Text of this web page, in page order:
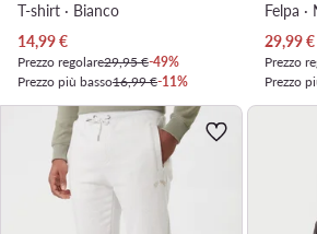
T-shirt · Bianco
Prezzo attuale
14,99€
Prezzo regolare29,95 €-49%
Prezzo più basso16,99 €-11%
Felpa ·
Prezzo
29,99€
Prezzo
Prezzo